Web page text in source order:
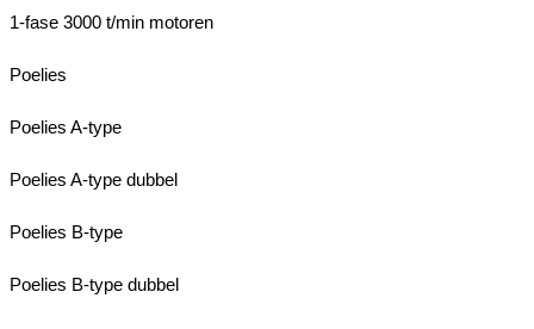
1-fase 3000 t/min motoren
Poelies
Poelies A-type
Poelies A-type dubbel
Poelies B-type
Poelies B-type dubbel